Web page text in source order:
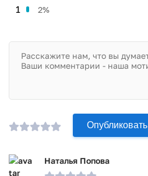
1 2%
Опубликовать
Наталья Попова